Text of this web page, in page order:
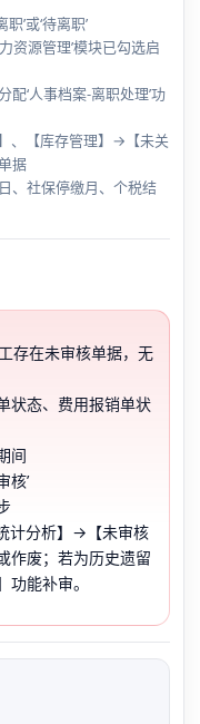
’或‘待离职’
资源管理’模块已勾选启
‘人事档案-离职处理’功
、【库存管理】→【未关
据
、社保停缴月、个税结
存在未审核单据，无
状态、费用报销单状
间
核’
计分析】→【未审核
作废；若为历史遗留
能补审。